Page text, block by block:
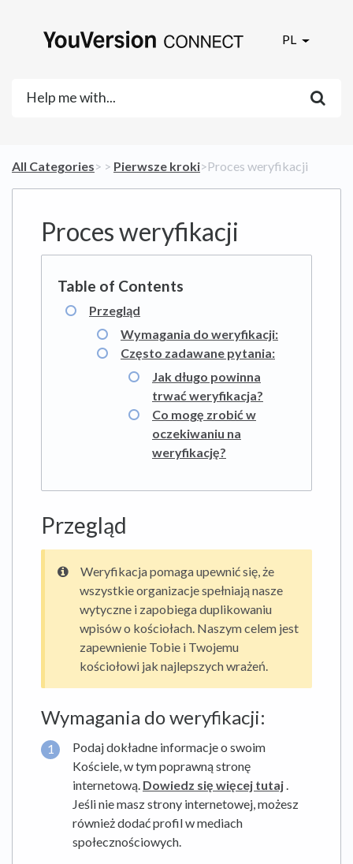
PL
All Categories​>​ ​ > ​ ​Pierwsze kroki​>​ Proces weryfikacji
Proces weryfikacji
Przegląd
Wymagania do weryfikacji:
Często zadawane pytania:
Jak długo powinna
trwać weryfikacja?
Co mogę zrobić w
oczekiwaniu na
weryfikację?
Przegląd
Weryfikacja pomaga upewnić się, że
wszystkie organizacje spełniają nasze
wytyczne i zapobiega duplikowaniu
wpisów o kościołach. Naszym celem jest
zapewnienie Tobie i Twojemu
kościołowi jak najlepszych wrażeń.
Wymagania do weryfikacji:
Podaj dokładne informacje o swoim
Kościele, w tym poprawną stronę
internetową. Dowiedz się więcej tutaj.
Jeśli nie masz strony internetowej, możesz
również dodać profil w mediach
społecznościowych.